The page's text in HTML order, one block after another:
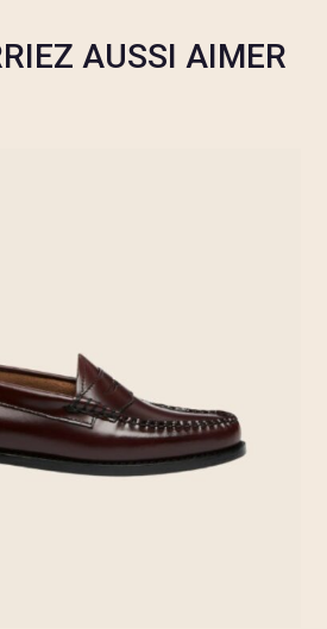
AUSSI AIMER